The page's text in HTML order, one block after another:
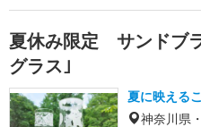
夏休み限定 サンドブ
グラス｣
夏に映える
神奈川県